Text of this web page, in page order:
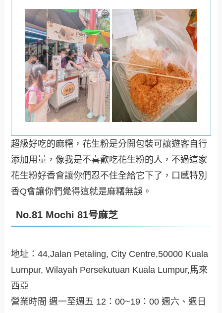
超級好吃的麻糬，花生粉是分開包裝可讓遊客自行
添加用量，像我是不喜歡吃花生粉的人，不過這家
花生粉好香會讓你們忍不住全給它下了，口感特別
香Q會讓你們覺得這就是麻糬無誤。
No.81 Mochi 81号麻芝
地址：44,Jalan Petaling, City Centre,50000 Kuala
Lumpur, Wilayah Persekutuan Kuala Lumpur,馬來
西亞
營業時間 週一至週五 12：00~19：00 週六、週日